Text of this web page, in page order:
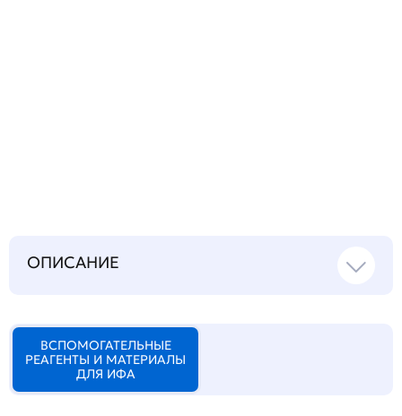
ОПИСАНИЕ
ВСПОМОГАТЕЛЬНЫЕ
РЕАГЕНТЫ И МАТЕРИАЛЫ
ДЛЯ ИФА